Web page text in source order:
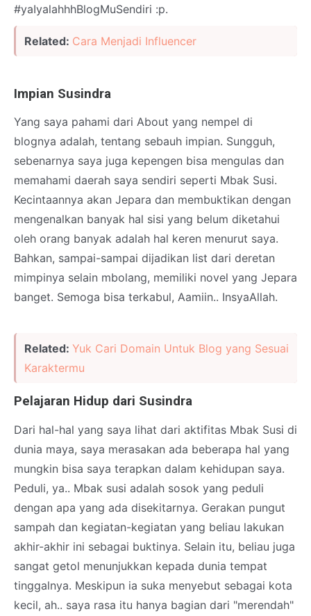
#yaIyalahhhBlogMuSendiri :p.
Related: Cara Menjadi Influencer
Impian Susindra
Yang saya pahami dari About yang nempel di
blognya adalah, tentang sebauh impian. Sungguh,
sebenarnya saya juga kepengen bisa mengulas dan
memahami daerah saya sendiri seperti Mbak Susi.
Kecintaannya akan Jepara dan membuktikan dengan
mengenalkan banyak hal sisi yang belum diketahui
oleh orang banyak adalah hal keren menurut saya.
Bahkan, sampai-sampai dijadikan list dari deretan
mimpinya selain mbolang, memiliki novel yang Jepara
banget. Semoga bisa terkabul, Aamiin.. InsyaAllah.
Related: Yuk Cari Domain Untuk Blog yang Sesuai
Karaktermu
Pelajaran Hidup dari Susindra
Dari hal-hal yang saya lihat dari aktifitas Mbak Susi di
dunia maya, saya merasakan ada beberapa hal yang
mungkin bisa saya terapkan dalam kehidupan saya.
Peduli, ya.. Mbak susi adalah sosok yang peduli
dengan apa yang ada disekitarnya. Gerakan pungut
sampah dan kegiatan-kegiatan yang beliau lakukan
akhir-akhir ini sebagai buktinya. Selain itu, beliau juga
sangat getol menunjukkan kepada dunia tempat
tinggalnya. Meskipun ia suka menyebut sebagai kota
kecil, ah.. saya rasa itu hanya bagian dari "merendah"